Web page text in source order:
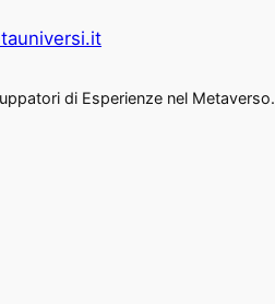
di Esperienze nel Metaverso.